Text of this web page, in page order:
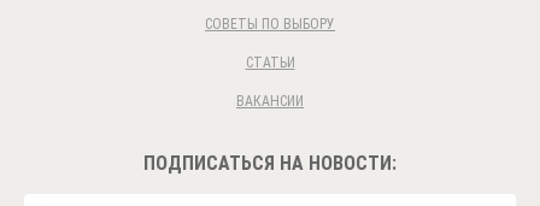
СОВЕТЫ ПО ВЫБОРУ
СТАТЬИ
ВАКАНСИИ
ПОДПИСАТЬСЯ НА НОВОСТИ: